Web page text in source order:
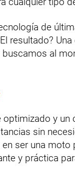
de
resultado?
al
y un
sin
ser una moto
y práctica